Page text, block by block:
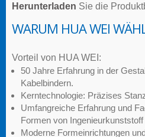
Herunterladen Sie die
WARUM HUA WEI
Vorteil von HUA WEI:
50 Jahre Erfahrung in der
Kabelbindern.
Kerntechnologie: Präzises
Umfangreiche Erfahrung und
Formen von
Moderne Formeinrichtungen